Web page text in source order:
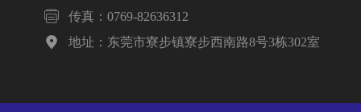
 传真：0769-82636312
 地址：东莞市寮步镇寮步西南路8号3栋302室